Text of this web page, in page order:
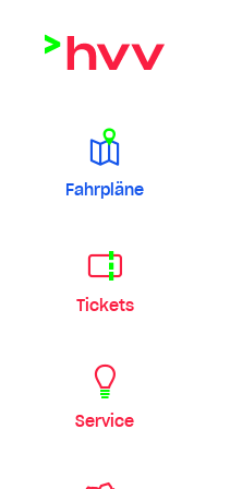
Fahrpläne
Tickets
Service